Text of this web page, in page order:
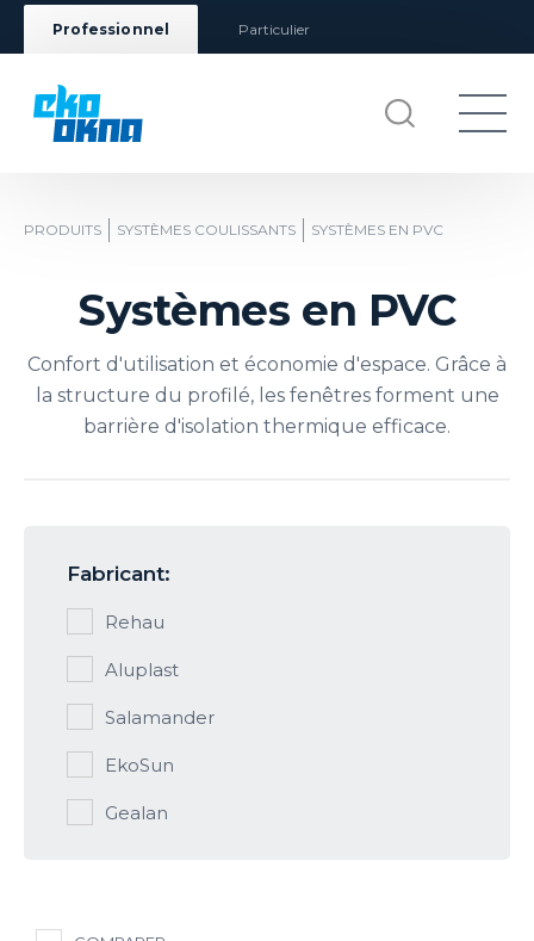
Professionnel Particulier
PRODUITS SYSTÈMES COULISSANTS SYSTÈMES EN PVC
Systèmes en PVC
Confort d'utilisation et économie d'espace. Grâce à
la structure du profilé, les fenêtres forment une
barrière d'isolation thermique efficace.
Fabricant:
Rehau
Aluplast
Salamander
EkoSun
Gealan